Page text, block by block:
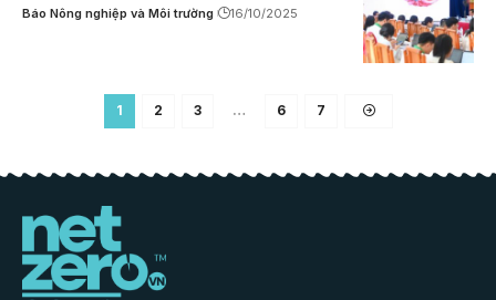
Báo Nông nghiệp và Môi trường 16/10/2025
1 2 3 … 6 7